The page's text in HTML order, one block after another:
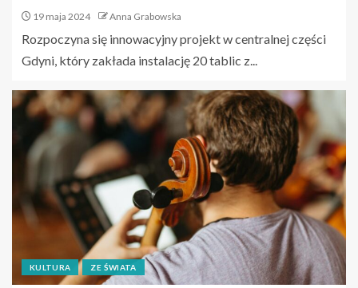
19 maja 2024 Anna Grabowska
Rozpoczyna się innowacyjny projekt w centralnej części
Gdyni, który zakłada instalację 20 tablic z...
KULTURA ZE ŚWIATA